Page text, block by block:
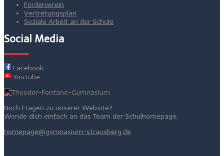
Förderverein
Vertretungsplan
Soziale Arbeit an der Schule
Social Media
Facebook
YouTube
Noch Fragen zu unserer Website?
Wende dich einfach an das Team der Schulhomepage:
homepage@gymnasium-strausberg.de